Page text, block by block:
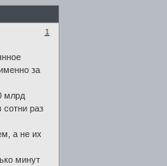
1
за
млрд
раз
а не их
минут